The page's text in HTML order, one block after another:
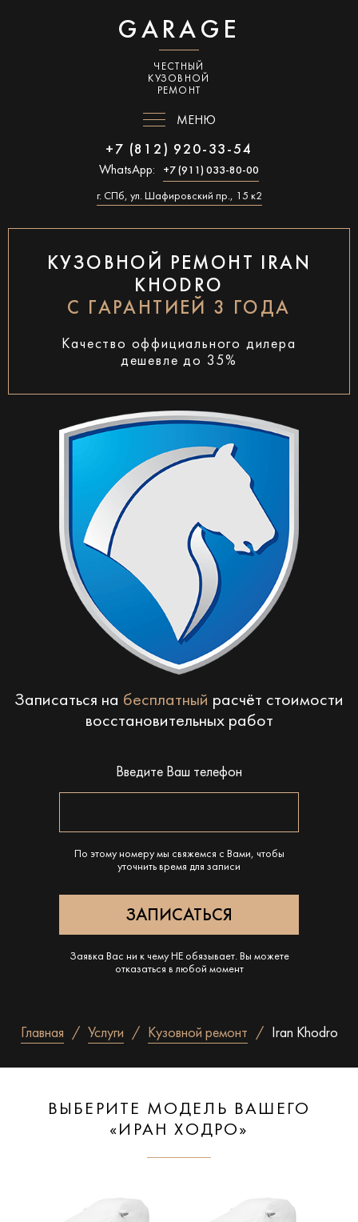
GARAGE
ЧЕСТНЫЙ
КУЗОВНОЙ
РЕМОНТ
МЕНЮ
+7 (812) 920-33-54
WhatsApp: +7 (911) 033-80-00
г. СПб, ул. Шафировский пр., 15 к2
КУЗОВНОЙ РЕМОНТ IRAN
KHODRO
С ГАРАНТИЕЙ 3 ГОДА
Качество оффициального дилера
дешевле до 35%
Записаться на бесплатный расчёт стоимости
восстановительных работ
Введите Ваш телефон
По этому номеру мы свяжемся с Вами, чтобы
уточнить время для записи
Заявка Вас ни к чему НЕ обязывает. Вы можете
отказаться в любой момент
Главная Услуги Кузовной ремонт Iran Khodro
ВЫБЕРИТЕ МОДЕЛЬ ВАШЕГО
«ИРАН ХОДРО»